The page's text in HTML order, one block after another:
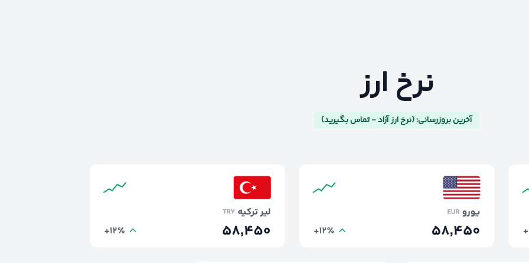
نرخ ارز
آخرین بروزرسانی: (نرخ ارز آزاد - تماس بگیرید)